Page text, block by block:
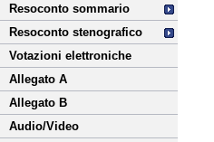
Resoconto sommario
Resoconto stenografico
Votazioni elettroniche
Allegato A
Allegato B
Audio/Video